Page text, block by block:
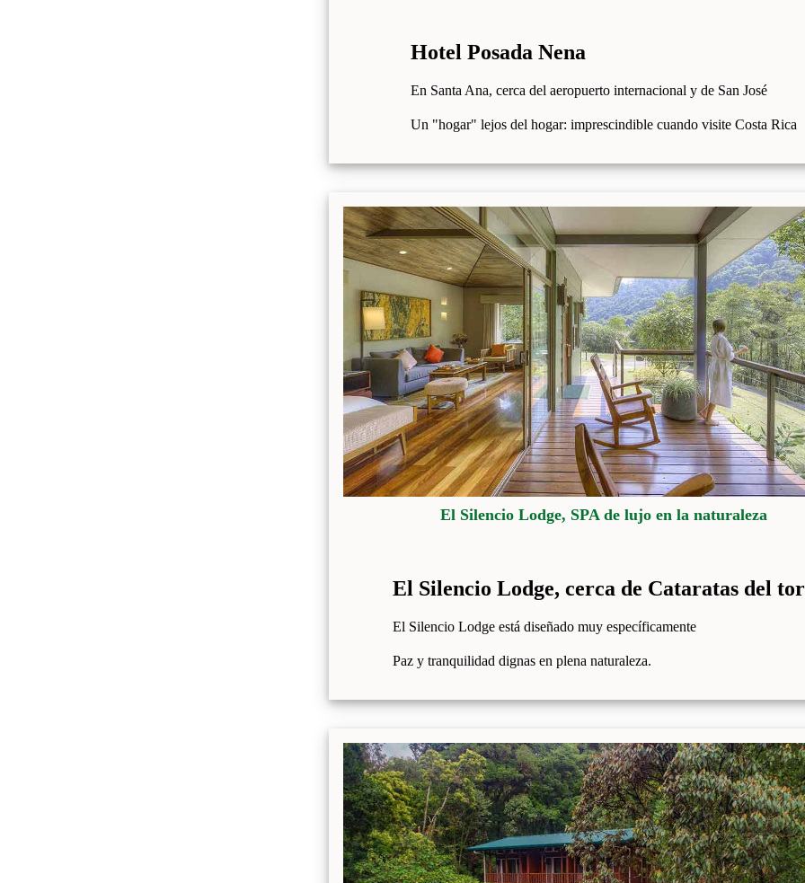
Hotel Posada Nena
En Santa Ana, cerca del aeropuerto internacional y de San José
Un "hogar" lejos del hogar: imprescindible cuando visite Costa Rica
El Silencio Lodge, SPA de lujo en la naturaleza
El Silencio Lodge, cerca de Cataratas del
El Silencio Lodge está diseñado muy específicamente
Paz y tranquilidad dignas en plena naturaleza.